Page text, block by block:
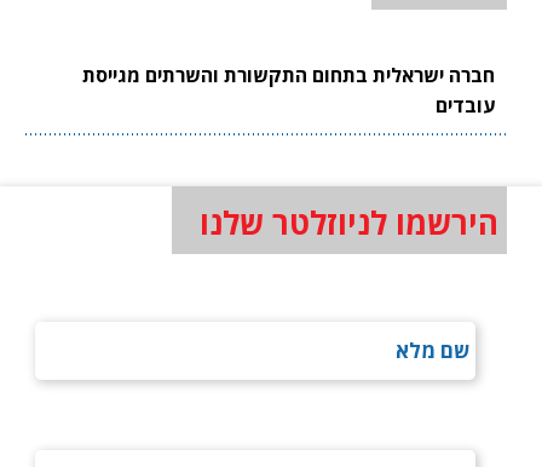
חברה ישראלית בתחום התקשורת והשרתים מגייסת
עובדים
הירשמו לניוזלטר שלנו